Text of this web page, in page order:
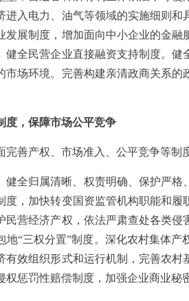
进入电力、油气等领域的实施细则
发展制度，增加面向中小企业的金
健全民营企业直接融资支持制度。
市场环境。完善构建亲清政商关系
度，保障市场公平竞争
善产权、市场准入、公平竞争等制
健全归属清晰、权责明确、保护严
度，加快转变国资监管机构职能和
民营经济产权，依法严肃查处各类
地“三权分置”制度。深化农村集体
有效组织形式和运行机制，完善农
惩罚性赔偿制度，加强企业商业秘